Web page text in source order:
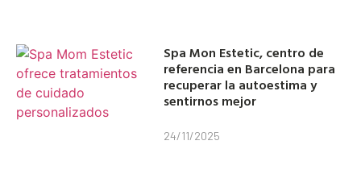
Spa Mon Estetic, centro de
referencia en Barcelona para
recuperar la autoestima y
sentirnos mejor
24/11/2025